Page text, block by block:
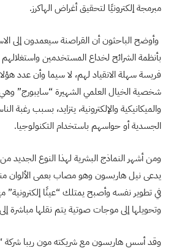
مبرمجة إلكترونيًا لتحقيق أغراض الهاكرز.
وأوضح الباحثون أن القراصنة سيعمدون إلى
بأنظمة الشرائح لخداع المستخدمين
فريسة سهلة الانقياد لهم، لا سيما وأن عدد
شخصية الخيال العلمي الشهيرة “سايبورج”
والميكانيكية والإلكترونية، يتزايد، بسبب رغبة
الجسدية أو حواسهم باستخدام التكنولوجيا.
ومن أشهر النماذج البشرية لهذا النوع
يدعى نيل هاربسون وهو مصاب بعمى الألوان
في تطوير نفسه وأصبح يمتلك “عينًا إلكترونية”
وتحويلها إلى موجات صوتية يتم نقلها مباشرة
وقد أسس هاربسون مع شريكته مون ريبا شركة